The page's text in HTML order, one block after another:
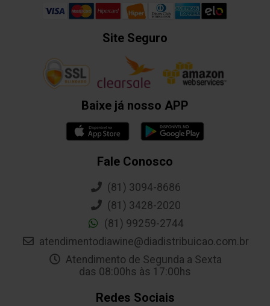
Site Seguro
Baixe já nosso APP
Fale Conosco
(81) 3094-8686
(81) 3428-2020
(81) 99259-2744
atendimentodiawine@diadistribuicao.com.br
Atendimento de Segunda a Sexta
das 08:00hs às 17:00hs
Redes Sociais